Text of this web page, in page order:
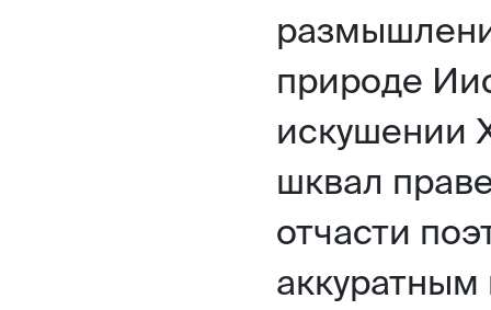
природе
искушении
шквал
отчасти